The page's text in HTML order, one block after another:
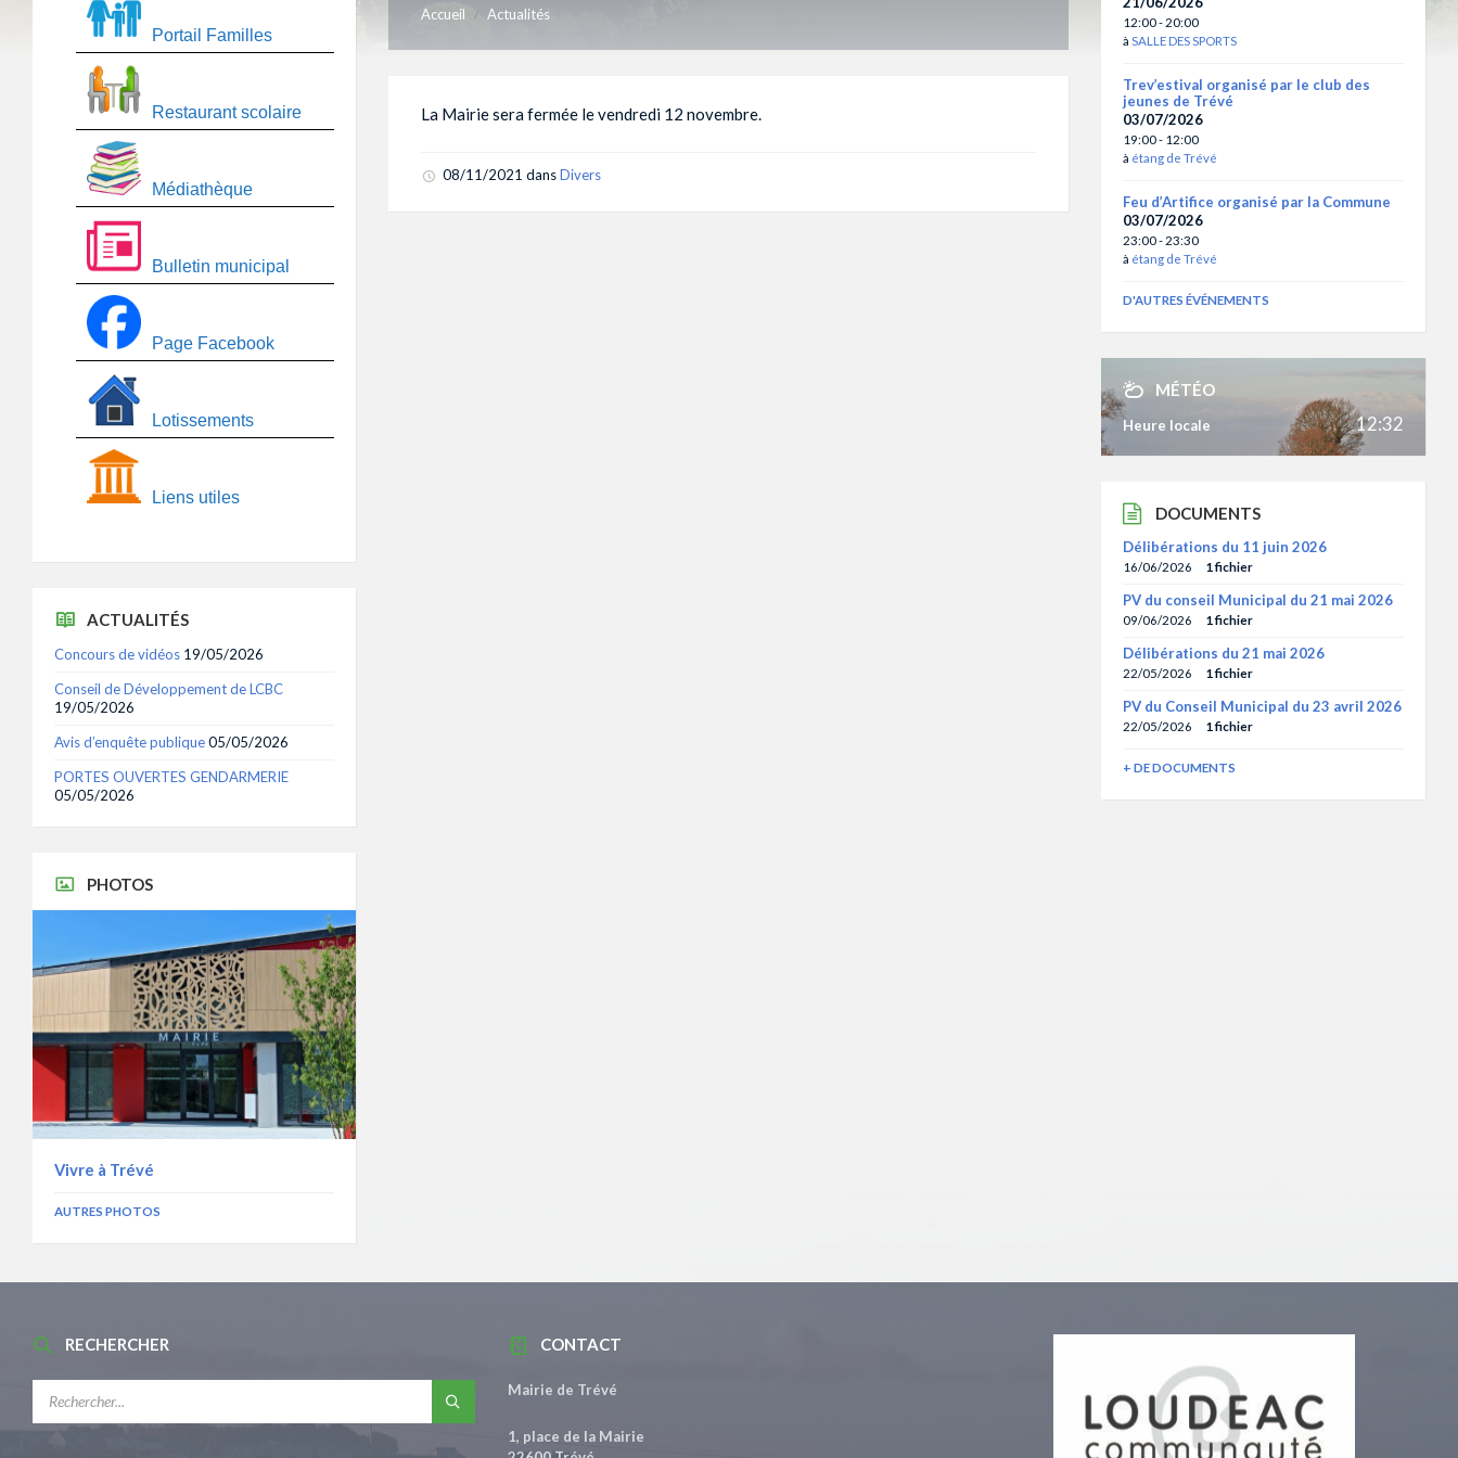
Accueil / Actualités
La Mairie sera fermée le vendredi 12 novembre.
08/11/2021dansDivers
Portail Familles
Restaurant scolaire
Médiathèque
Bulletin municipal
Page Facebook
Lotissements
Liens utiles
ACTUALITÉS
Concours de vidéos 19/05/2026
Conseil de Développement de LCBC
19/05/2026
Avis d’enquête publique05/05/2026
PORTES OUVERTES GENDARMERIE
05/05/2026
PHOTOS
Vivre à Trévé
AUTRES PHOTOS
12:00 - 20:00
àSALLE DES SPORTS
Trev’estival organisé par le club des
jeunes de Trévé
03/07/2026
19:00 - 12:00
à étang de Trévé
Feu d’Artifice organisé par la Commune
03/07/2026
23:00 - 23:30
à étang de Trévé
D'AUTRES ÉVÉNEMENTS
MÉTÉO
Heure locale 12:32
DOCUMENTS
Délibérations du 11 juin 2026
16/06/2026 1 fichier
PV du conseil Municipal du 21 mai 2026
09/06/2026 1 fichier
Délibérations du 21 mai 2026
22/05/2026 1 fichier
PV du Conseil Municipal du 23 avril 2026
22/05/2026 1 fichier
+ DE DOCUMENTS
RECHERCHER CONTACT
Mairie de Trévé
1, place de la Mairie